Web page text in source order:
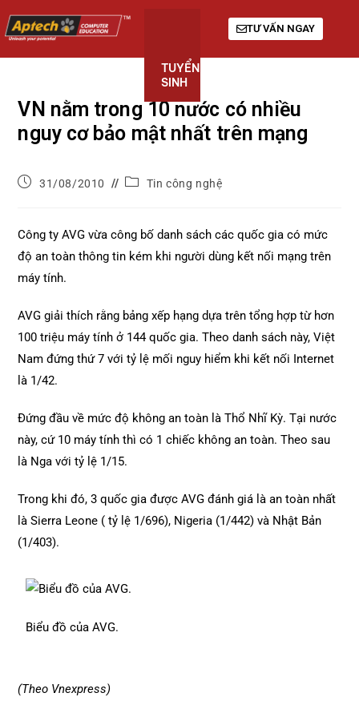
TUYỂN
SINH
TƯ VẤN NGAY
VN nằm trong 10 nước có nhiều
nguy cơ bảo mật nhất trên mạng
31/08/2010 Tin công nghệ
Công ty AVG vừa công bố danh sách các quốc gia có mức
độ an toàn thông tin kém khi người dùng kết nối mạng trên
máy tính.
AVG giải thích rằng bảng xếp hạng dựa trên tổng hợp từ hơn
100 triệu máy tính ở 144 quốc gia. Theo danh sách này, Việt
Nam đứng thứ 7 với tỷ lệ mối nguy hiểm khi kết nối Internet
là 1/42.
Đứng đầu về mức độ không an toàn là Thổ Nhĩ Kỳ. Tại nước
này, cứ 10 máy tính thì có 1 chiếc không an toàn. Theo sau
là Nga với tỷ lệ 1/15.
Trong khi đó, 3 quốc gia được AVG đánh giá là an toàn nhất
là Sierra Leone ( tỷ lệ 1/696), Nigeria (1/442) và Nhật Bản
(1/403).
Biểu đồ của AVG.
(Theo Vnexpress)